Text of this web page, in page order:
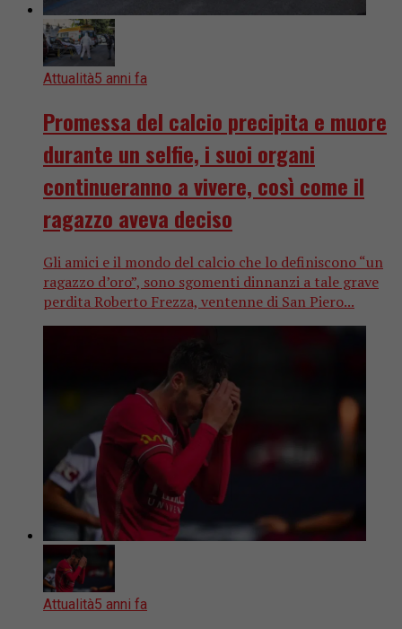
Attualità5 anni fa
Promessa del calcio precipita e muore
durante un selfie, i suoi organi
continueranno a vivere, così come il
ragazzo aveva deciso
Gli amici e il mondo del calcio che lo definiscono “un
ragazzo d’oro”, sono sgomenti dinnanzi a tale grave
perdita Roberto Frezza, ventenne di San Piero...
Attualità5 anni fa